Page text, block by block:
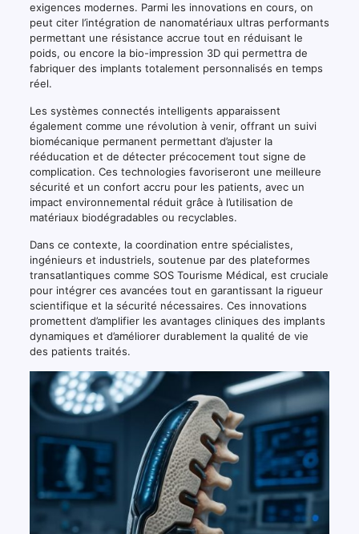
exigences modernes. Parmi les innovations en cours, on
peut citer l’intégration de nanomatériaux ultras performants
permettant une résistance accrue tout en réduisant le
poids, ou encore la bio-impression 3D qui permettra de
fabriquer des implants totalement personnalisés en temps
réel.
Les systèmes connectés intelligents apparaissent
également comme une révolution à venir, offrant un suivi
biomécanique permanent permettant d’ajuster la
rééducation et de détecter précocement tout signe de
complication. Ces technologies favoriseront une meilleure
sécurité et un confort accru pour les patients, avec un
impact environnemental réduit grâce à l’utilisation de
matériaux biodégradables ou recyclables.
Dans ce contexte, la coordination entre spécialistes,
ingénieurs et industriels, soutenue par des plateformes
transatlantiques comme SOS Tourisme Médical, est cruciale
pour intégrer ces avancées tout en garantissant la rigueur
scientifique et la sécurité nécessaires. Ces innovations
promettent d’amplifier les avantages cliniques des implants
dynamiques et d’améliorer durablement la qualité de vie
des patients traités.